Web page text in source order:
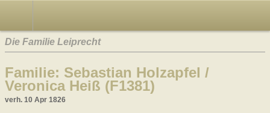
Die Familie Leiprecht
Familie: Sebastian Holzapfel /
Veronica Heiß (F1381)
verh. 10 Apr 1826